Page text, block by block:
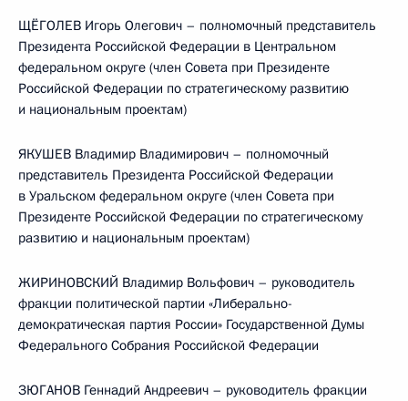
ЩЁГОЛЕВ Игорь Олегович – полномочный представитель
Президента Российской Федерации в Центральном
федеральном округе (член Совета при Президенте
Российской Федерации по стратегическому развитию
и национальным проектам)
ЯКУШЕВ Владимир Владимирович – полномочный
представитель Президента Российской Федерации
в Уральском федеральном округе (член Совета при
Президенте Российской Федерации по стратегическому
развитию и национальным проектам)
ЖИРИНОВСКИЙ Владимир Вольфович – руководитель
фракции политической партии «Либерально-
демократическая партия России» Государственной Думы
Федерального Собрания Российской Федерации
ЗЮГАНОВ Геннадий Андреевич – руководитель фракции